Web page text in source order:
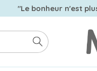
"Le bonheur n'est